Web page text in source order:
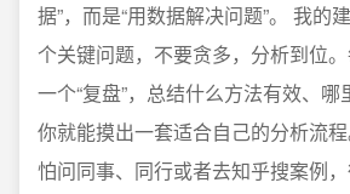
据”，而是“用数据解决问题”。 我的
个关键问题，不要贪多，分析到位
一个“复盘”，总结什么方法有效、
你就能摸出一套适合自己的分析流
怕问同事、同行或者去知乎搜案例